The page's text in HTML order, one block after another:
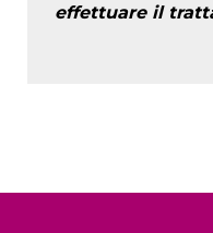
effettuare il